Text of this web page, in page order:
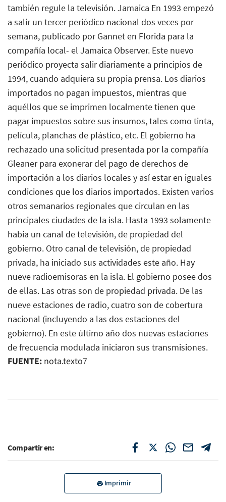
también regule la televisión. Jamaica En 1993 empezó
a salir un tercer periódico nacional dos veces por
semana, publicado por Gannet en Florida para la
compañía local- el Jamaica Observer. Este nuevo
periódico proyecta salir diariamente a principios de
1994, cuando adquiera su propia prensa. Los diarios
importados no pagan impuestos, mientras que
aquéllos que se imprimen localmente tienen que
pagar impuestos sobre sus insumos, tales como tinta,
película, planchas de plástico, etc. El gobierno ha
rechazado una solicitud presentada por la compañía
Gleaner para exonerar del pago de derechos de
importación a los diarios locales y así estar en iguales
condiciones que los diarios importados. Existen varios
otros semanarios regionales que circulan en las
principales ciudades de la isla. Hasta 1993 solamente
había un canal de televisión, de propiedad del
gobierno. Otro canal de televisión, de propiedad
privada, ha iniciado sus actividades este año. Hay
nueve radioemisoras en la isla. El gobierno posee dos
de ellas. Las otras son de propiedad privada. De las
nueve estaciones de radio, cuatro son de cobertura
nacional (incluyendo a las dos estaciones del
gobierno). En este último año dos nuevas estaciones
de frecuencia modulada iniciaron sus transmisiones.
FUENTE: nota.texto7
Compartir en:
Imprimir